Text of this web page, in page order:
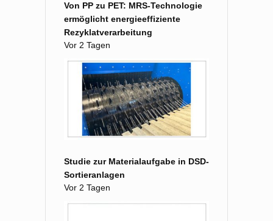
Von PP zu PET: MRS-Technologie
ermöglicht energieeffiziente
Rezyklatverarbeitung
Vor 2 Tagen
Studie zur Materialaufgabe in DSD-
Sortieranlagen
Vor 2 Tagen